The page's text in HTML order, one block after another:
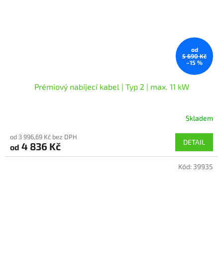
od
5 690 Kč
–15 %
Prémiový nabíjecí kabel | Typ 2 | max. 11 kW
produktu
je
5,0
Skladem
od 3 996,69 Kč bez DPH
od 4 836 Kč DETAIL
Kód: 39935